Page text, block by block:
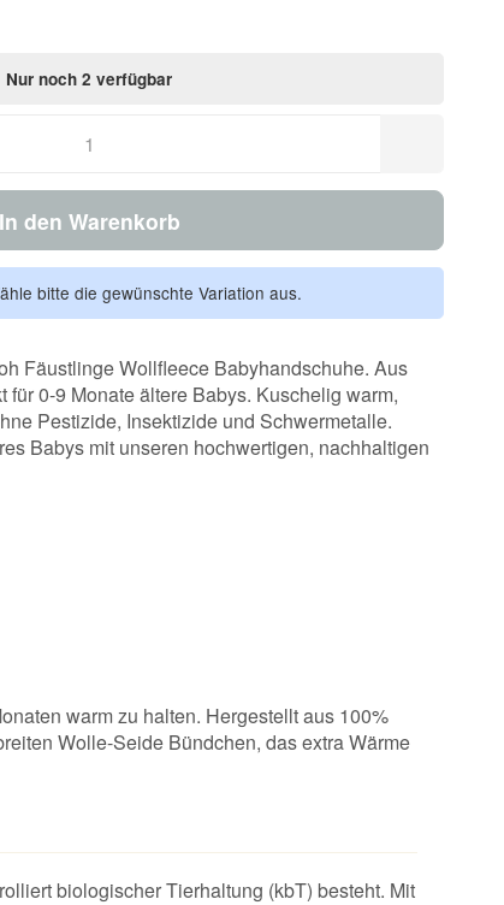
Nur noch 2 verfügbar
In den Warenkorb
bitte die gewünschte Variation aus.
Fäustlinge Wollfleece Babyhandschuhe. Aus
für 0-9 Monate ältere Babys. Kuschelig warm,
Pestizide, Insektizide und Schwermetalle.
Babys mit unseren hochwertigen, nachhaltigen
warm zu halten. Hergestellt aus 100%
Wolle-Seide Bündchen, das extra Wärme
biologischer Tierhaltung (kbT) besteht. Mit